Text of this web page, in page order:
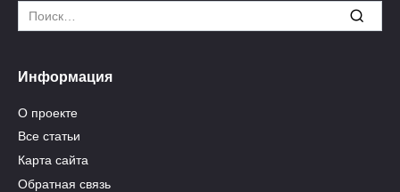
Search
for:
Информация
О проекте
Все статьи
Карта сайта
Обратная связь